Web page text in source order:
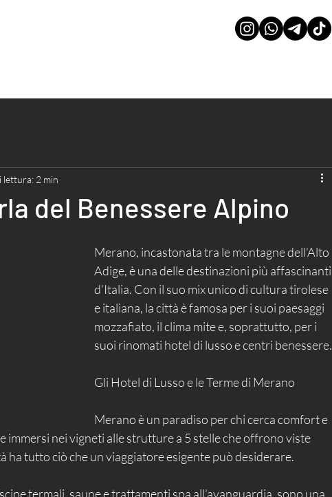
del Benessere Alpino
lettura: 2 min
Merano, incastonata tra le montagne dell’Alto
Adige, è una delle destinazioni più affascinanti
d’Italia. Con il suo mix unico di cultura tirolese
e italiana, la città è famosa per i suoi paesaggi
mozzafiato, il clima mite e, soprattutto, per i
suoi rinomati hotel di lusso e centri benessere.
Gli Hotel di Lusso e le Terme di Merano
Merano è un paradiso per chi cerca comfort e
immersi nei vigneti alle strutture a 5 stelle che offrono viste
ha tutto ciò che un viaggiatore esigente può desiderare.
termali, saune e trattamenti spa all’avanguardia, sono una